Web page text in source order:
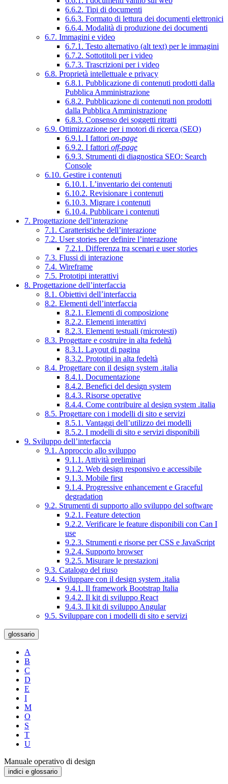
6.6.2. Tipi di documenti
6.6.3. Formato di lettura dei documenti elettronici
6.6.4. Modalità di produzione dei documenti
6.7. Immagini e video
6.7.1. Testo alternativo (alt text) per le immagini
6.7.2. Sottotitoli per i video
6.7.3. Trascrizioni per i video
6.8. Proprietà intellettuale e privacy
6.8.1. Pubblicazione di contenuti prodotti dalla
Pubblica Amministrazione
6.8.2. Pubblicazione di contenuti non prodotti
dalla Pubblica Amministrazione
6.8.3. Consenso dei soggetti ritratti
6.9. Ottimizzazione per i motori di ricerca (SEO)
6.9.1. I fattori on-page
6.9.2. I fattori off-page
6.9.3. Strumenti di diagnostica SEO: Search
Console
6.10. Gestire i contenuti
6.10.1. L’inventario dei contenuti
6.10.2. Revisionare i contenuti
6.10.3. Migrare i contenuti
6.10.4. Pubblicare i contenuti
7. Progettazione dell’interazione
7.1. Caratteristiche dell’interazione
7.2. User stories per definire l’interazione
7.2.1. Differenza tra scenari e user stories
7.3. Flussi di interazione
7.4. Wireframe
7.5. Prototipi interattivi
8. Progettazione dell’interfaccia
8.1. Obiettivi dell’interfaccia
8.2. Elementi dell’interfaccia
8.2.1. Elementi di composizione
8.2.2. Elementi interattivi
8.2.3. Elementi testuali (microtesti)
8.3. Progettare e costruire in alta fedeltà
8.3.1. Layout di pagina
8.3.2. Prototipi in alta fedeltà
8.4. Progettare con il design system .italia
8.4.1. Documentazione
8.4.2. Benefici del design system
8.4.3. Risorse operative
8.4.4. Come contribuire al design system .italia
8.5. Progettare con i modelli di sito e servizi
8.5.1. Vantaggi dell’utilizzo dei modelli
8.5.2. I modelli di sito e servizi disponibili
9. Sviluppo dell’interfaccia
9.1. Approccio allo sviluppo
9.1.1. Attività preliminari
9.1.2. Web design responsivo e accessibile
9.1.3. Mobile first
9.1.4. Progressive enhancement e Graceful
degradation
9.2. Strumenti di supporto allo sviluppo del software
9.2.1. Feature detection
9.2.2. Verificare le feature disponibili con Can I
use
9.2.3. Strumenti e risorse per CSS e JavaScript
9.2.4. Supporto browser
9.2.5. Misurare le prestazioni
9.3. Catalogo del riuso
9.4. Sviluppare con il design system .italia
9.4.1. Il framework Bootstrap Italia
9.4.2. Il kit di sviluppo React
9.4.3. Il kit di sviluppo Angular
9.5. Sviluppare con i modelli di sito e servizi
glossario
A
B
C
D
E
I
M
O
S
T
U
Manuale operativo di design
indici e glossario